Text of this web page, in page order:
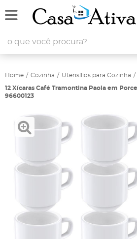
Home Cozinha Utensílios para Cozinha
12 Xícaras Café Tramontina Paola em
96600123